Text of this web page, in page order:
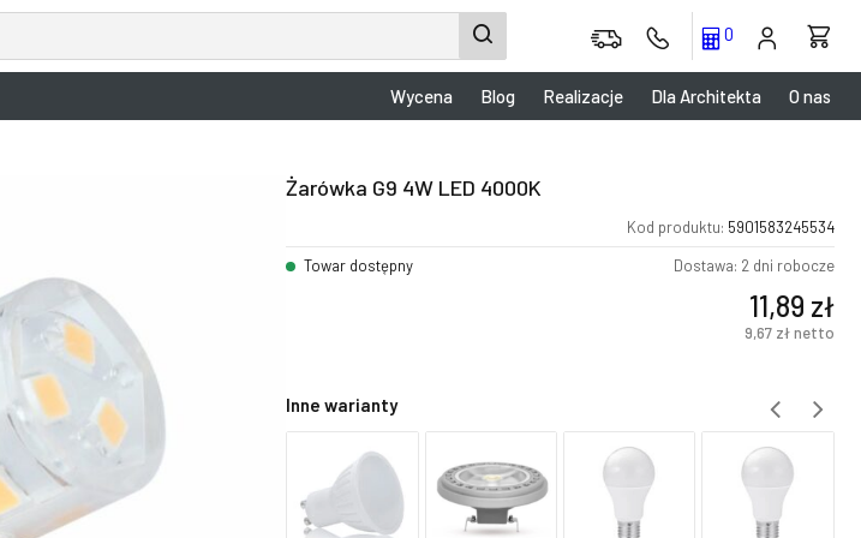
0
Wycena Blog Realizacje Dla Architekta O nas
Żarówka G9 4W LED 4000K
Kod produktu: 5901583245534
Towar dostępny
Dostawa: 2 dni robocze
11,89 zł
9,67 złnetto
Inne warianty